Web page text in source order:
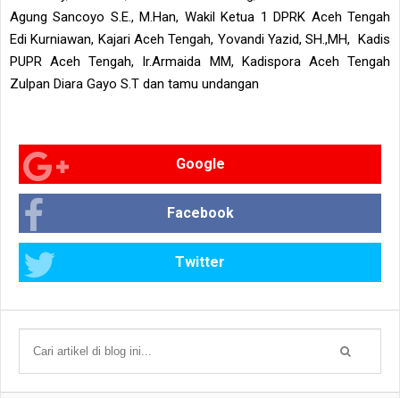
Agung Sancoyo S.E., M.Han, Wakil Ketua 1 DPRK Aceh Tengah
Edi Kurniawan, Kajari Aceh Tengah, Yovandi Yazid, SH.,MH, Kadis
PUPR Aceh Tengah, Ir.Armaida MM, Kadispora Aceh Tengah
Zulpan Diara Gayo S.T dan tamu undangan
Google
Facebook
Twitter